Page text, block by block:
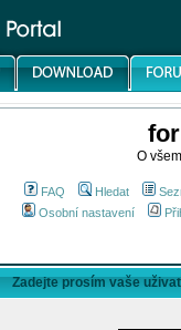
O
FAQ Hledat
Osobní nastavení
Zadejte prosím vaše